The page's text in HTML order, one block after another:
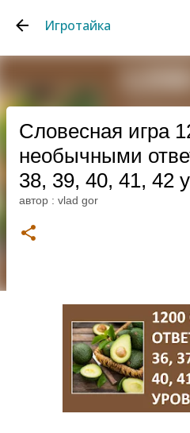
Игротайка
Словесная игра
необычными
38, 39, 40, 41, 42
автор : vlad gor